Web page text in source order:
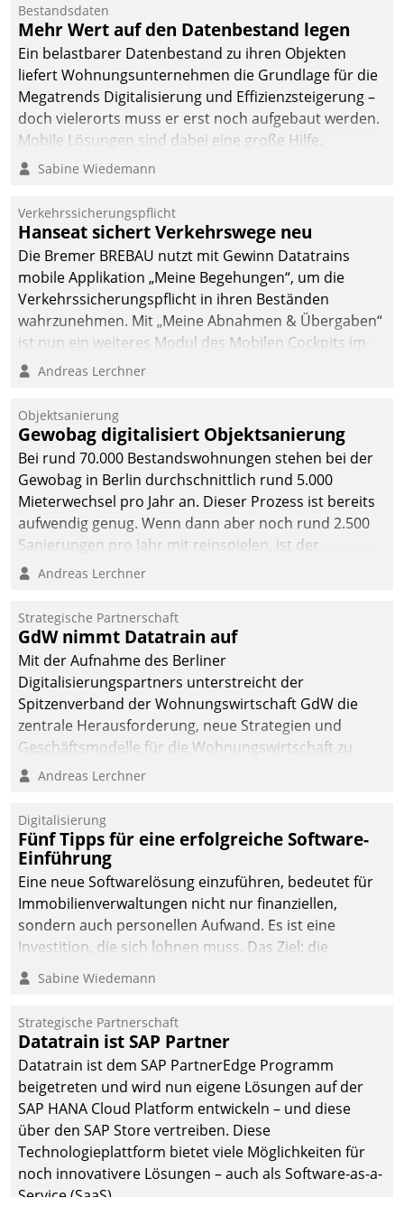
Datatrain. Die meravis
Wohnungsbau- und
Immobilien GmbH hat
sich dabei für den Betrieb
der Lösung über die SAP
Cloud Platform
entschieden - als erstes
Unternehmen am
Bestandsdaten
Mehr Wert auf den Datenbestand legen
Ein belastbarer Datenbestand zu ihren Objekten
liefert Wohnungsunternehmen die Grundlage für die
Megatrends Digitalisierung und Effizienzsteigerung –
doch vielerorts muss er erst noch aufgebaut werden.
Mobile Lösungen sind dabei eine große Hilfe.
Sabine Wiedemann
Verkehrssicherungspflicht
Hanseat sichert Verkehrswege neu
Die Bremer BREBAU nutzt mit Gewinn Datatrains
mobile Applikation „Meine Begehungen“, um die
Verkehrssicherungspflicht in ihren Beständen
wahrzunehmen. Mit „Meine Abnahmen & Übergaben“
ist nun ein weiteres Modul des Mobilen Cockpits im
Einsatz.
Andreas Lerchner
Objektsanierung
Gewobag digitalisiert Objektsanierung
Bei rund 70.000 Bestandswohnungen stehen bei der
Gewobag in Berlin durchschnittlich rund 5.000
Mieterwechsel pro Jahr an. Dieser Prozess ist bereits
aufwendig genug. Wenn dann aber noch rund 2.500
Sanierungen pro Jahr mit reinspielen, ist der
Betreuungs- und Organisationsaufwand immens. Im
kommunale Wohnungsbauunternehmen daher
gemeinsam mit der Berliner Datatrain GmbH den
Teilprozess der Objektsanierung digitalisiert.
Andreas Lerchner
Strategische Partnerschaft
GdW nimmt Datatrain auf
Mit der Aufnahme des Berliner
Digitalisierungspartners unterstreicht der
Spitzenverband der Wohnungswirtschaft GdW die
zentrale Herausforderung, neue Strategien und
Geschäftsmodelle für die Wohnungswirtschaft zu
entwickeln.
Andreas Lerchner
Digitalisierung
Fünf Tipps für eine erfolgreiche Software-
Einführung
Eine neue Softwarelösung einzuführen, bedeutet für
Immobilienverwaltungen nicht nur finanziellen,
sondern auch personellen Aufwand. Es ist eine
Investition, die sich lohnen muss. Das Ziel: die
nachhaltige Optimierung der Geschäftsabläufe. Damit
dieses Ziel erreicht wird, sollten einige Grundregeln
Sabine Wiedemann
Strategische Partnerschaft
Datatrain ist SAP Partner
Datatrain ist dem SAP PartnerEdge Programm
beigetreten und wird nun eigene Lösungen auf der
SAP HANA Cloud Platform entwickeln – und diese
über den SAP Store vertreiben. Diese
Technologieplattform bietet viele Möglichkeiten für
noch innovativere Lösungen – auch als Software-as-a-
Service (SaaS).